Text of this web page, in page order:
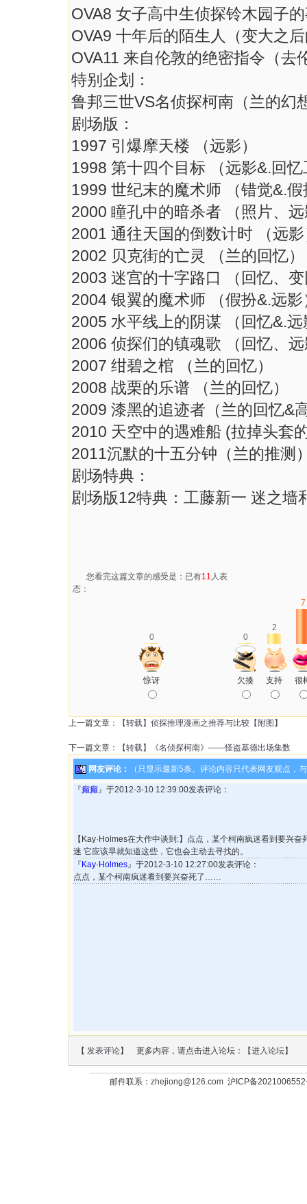
OVA8 女子高中生侦探铃木
OVA9 十年后的陌生人（变大
OVA11 来自伦敦的绝密指令（去
特别企划：
鲁邦三世VS名侦探柯南（兰的幻
剧场版：
1997 引爆摩天楼 （远影）
1998 第十四个目标 （远影&.回
1999 世纪末的魔术师 （错觉
2000 瞳孔中的暗杀者 （照片
2001 通往天国的倒数计时 （
2002 贝克街的亡灵 （兰的
2003 迷宫的十字路口 （回忆
2004 银翼的魔术师 （假扮&.
2005 水平线上的阴谋 （回忆
2006 侦探们的镇魂歌 （回忆
2007 绀碧之棺 （兰的回忆
2008 战栗的乐谱 （兰的回
2009 漆黑的追迹者（兰的回
2010 天空中的遇难船 (拉掉头套
2011沉默的十五分钟（兰的
剧场特典：
剧场版12特典：工藤新一 迷之墙
您看完这篇文章的感受是：已有11 人表
态：
0 0
2
7
惊讶 欠揍 支持 很
上一篇文章： 【转载】侦探推理漫画之推荐与比较【附图】
下一篇文章： 【转载】《名侦探柯南》——怪盗基德出场集数
网友评论： （只显示最新5条。评论内容只代表网友观点，
『癫癫』于2012-3-10 12:39:00发表评论：
【Kay·Holmes在大作中谈到:】点点，某个柯南疯迷看到要兴
迷 它应该早就知道这些，它也会主动去寻找的。
『 Kay·Holmes』于2012-3-10 12:27:00发表评论：
点点，某个柯南疯迷看到要兴奋死了……
【 发表评论】 更多内容，请点击进入论坛：【进入论坛】
邮件联系： zhejiong@126.com沪ICP备